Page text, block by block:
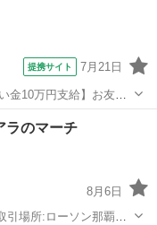
提携サイト 7月21日
金10万円支給】お友達
なしでプライベート充
員登用制度あり★1食
ラのマーチ
8月6日